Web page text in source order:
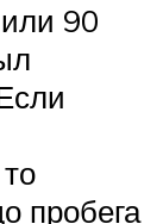
90
пробега